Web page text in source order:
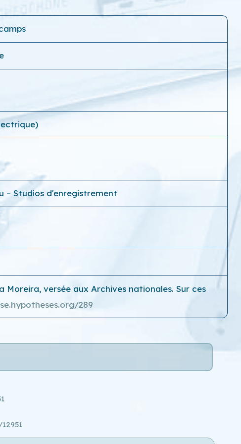
– Studios d'enregistrement
versée aux Archives nationales. Sur ces
289